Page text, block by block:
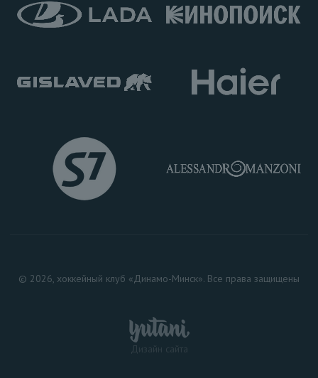
© 2026, хоккейный клуб «Динамо-Минск». Все права защищены
Дизайн сайта